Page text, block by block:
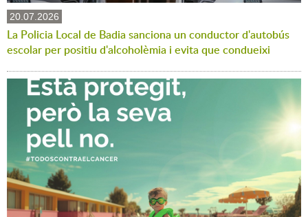
20.07.2026
La Policia Local de Badia sanciona un conductor d'autobús
escolar per positiu d'alcoholèmia i evita que condueixi